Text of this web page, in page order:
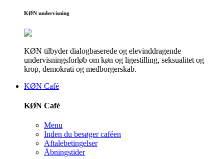
KØN undervisning
KØN tilbyder dialogbaserede og elevinddragende
undervisningsforløb om køn og ligestilling, seksualitet og
krop, demokrati og medborgerskab.
KØN Café
KØN Café
Menu
Inden du besøger caféen
Aftalebetingelser
Åbningstider